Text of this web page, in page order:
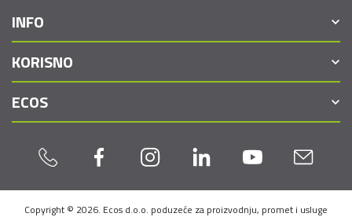
INFO
KORISNO
ECOS
Copyright © 2026. Ecos d.o.o. poduzeće za proizvodnju, promet i usluge